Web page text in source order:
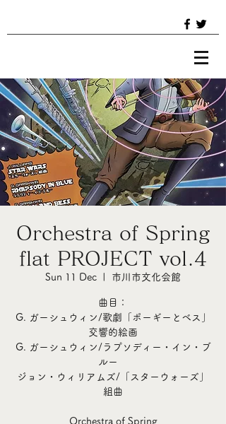
Orchestra of Spring
flat PROJECT vol.4
Sun 11 Dec 市川市文化会館
曲目：
G. ガーシュウィン/歌劇「ポーギーとベス」
交響的絵画
G. ガーシュウィン/ラプソディー・イン・ブ
ルー
ジョン・ウィリアムズ/「スターウォーズ」
組曲
Orchestra of Spring